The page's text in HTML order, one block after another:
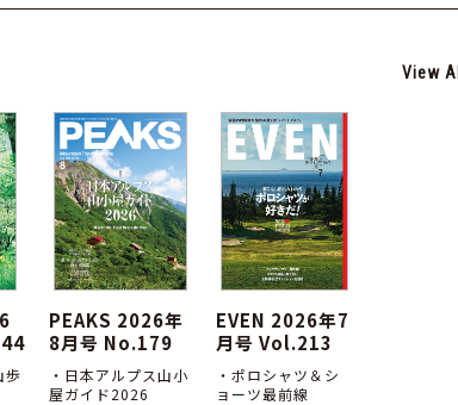
View All
歩
PEAKS 2026年
8月号 No.179
・日本アルプス山小
屋ガイド2026
EVEN 2026年7
月号 Vol.213
・ポロシャツ＆シ
ョーツ最前線